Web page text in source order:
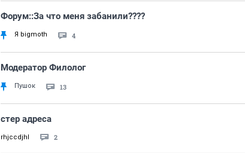
Форум::За что меня забанили????
Я bigmoth 4
Модератор Филолог
Пушок 13
стер адреса
rhjccdjhl 2